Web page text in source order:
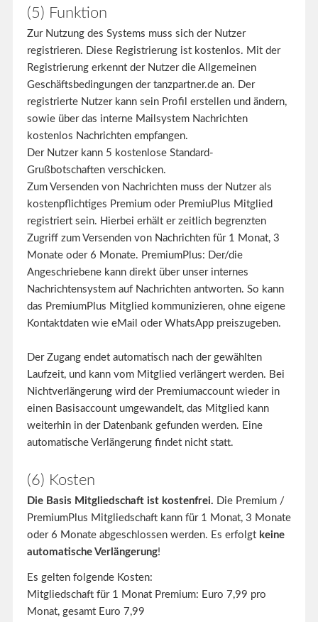
(5) Funktion
Zur Nutzung des Systems muss sich der Nutzer
registrieren. Diese Registrierung ist kostenlos. Mit der
Registrierung erkennt der Nutzer die Allgemeinen
Geschäftsbedingungen der tanzpartner.de an. Der
registrierte Nutzer kann sein Profil erstellen und ändern,
sowie über das interne Mailsystem Nachrichten
kostenlos Nachrichten empfangen.
Der Nutzer kann 5 kostenlose Standard-
Grußbotschaften verschicken.
Zum Versenden von Nachrichten muss der Nutzer als
kostenpflichtiges Premium oder PremiuPlus Mitglied
registriert sein. Hierbei erhält er zeitlich begrenzten
Zugriff zum Versenden von Nachrichten für 1 Monat, 3
Monate oder 6 Monate. PremiumPlus: Der/die
Angeschriebene kann direkt über unser internes
Nachrichtensystem auf Nachrichten antworten. So kann
das PremiumPlus Mitglied kommunizieren, ohne eigene
Kontaktdaten wie eMail oder WhatsApp preiszugeben.
Der Zugang endet automatisch nach der gewählten
Laufzeit, und kann vom Mitglied verlängert werden. Bei
Nichtverlängerung wird der Premiumaccount wieder in
einen Basisaccount umgewandelt, das Mitglied kann
weiterhin in der Datenbank gefunden werden. Eine
automatische Verlängerung findet nicht statt.
(6) Kosten
Die Basis Mitgliedschaft ist kostenfrei. Die Premium /
PremiumPlus Mitgliedschaft kann für 1 Monat, 3 Monate
oder 6 Monate abgeschlossen werden. Es erfolgt keine
automatische Verlängerung!
Es gelten folgende Kosten:
Mitgliedschaft für 1 Monat Premium: Euro 7,99 pro
Monat, gesamt Euro 7,99